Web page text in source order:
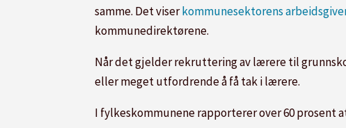
samme. Det viserkommunesektorens
kommunedirektørene.
Når det gjelder rekruttering av lærere til
eller meget utfordrende å få tak i lærere.
I fylkeskommunene rapporterer over 60 prosent